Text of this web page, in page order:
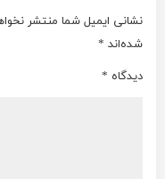
نشانی ایمیل شما منتشر
شده‌اند *
دیدگاه *